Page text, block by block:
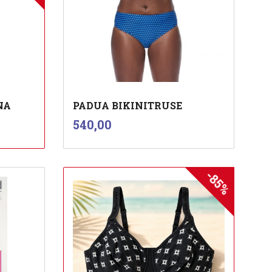
PADUA BIKINITRUSE
Pris
540,00mva.
-85%